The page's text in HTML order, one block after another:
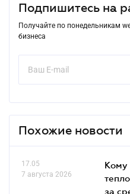
Подпишитесь на
Получайте по понедельникам
бизнеса
Похожие новости
17.05
7 августа 2026
Кому
за